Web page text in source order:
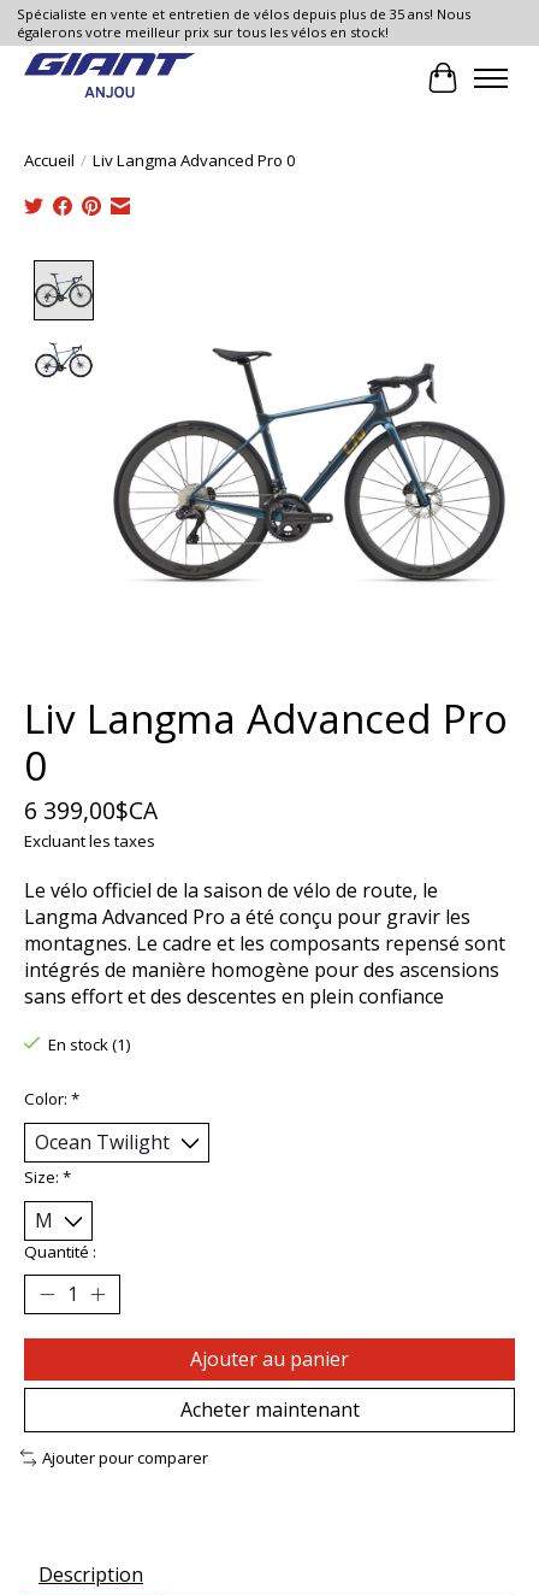
Spécialiste en vente et entretien de vélos depuis plus de 35 ans! Nous
égalerons votre meilleur prix sur tous les vélos en stock!
Panier
Accueil / Liv Langma Advanced Pro 0
Liv Langma Advanced Pro
0
6 399,00$CA
Excluant les taxes
Le vélo officiel de la saison de vélo de route, le
Langma Advanced Pro a été conçu pour gravir les
montagnes. Le cadre et les composants repensé sont
intégrés de manière homogène pour des ascensions
sans effort et des descentes en plein confiance
En stock (1)
Color: *
Size: *
Quantité :
Ajouter au panier
Acheter maintenant
Ajouter pour comparer
Description